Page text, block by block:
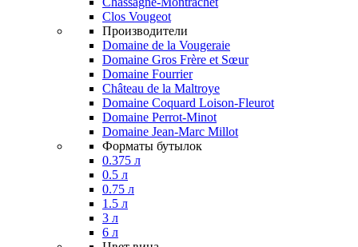
Clos Vougeot
Производители
Domaine de la Vougeraie
Domaine Gros Frère et Sœur
Domaine Fourrier
Château de la Maltroye
Domaine Coquard Loison-Fleurot
Domaine Perrot-Minot
Domaine Jean-Marc Millot
Форматы бутылок
0.375 л
0.5 л
0.75 л
1.5 л
3 л
6 л